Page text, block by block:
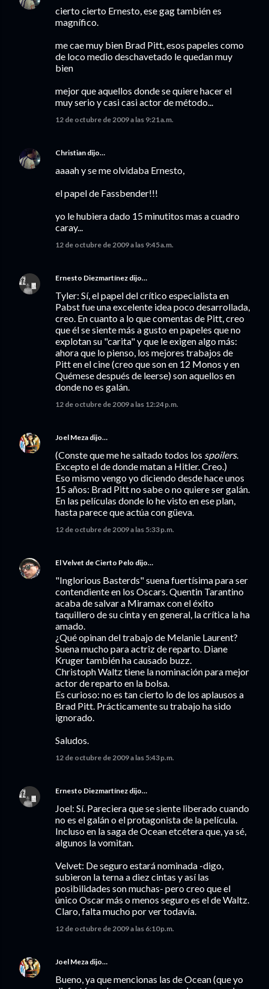
cierto cierto Ernesto, ese gag también es
magnífico.
me cae muy bien Brad Pitt, esos papeles como
de loco medio deschavetado le quedan muy
bien
mejor que aquellos donde se quiere hacer el
muy serio y casi casi actor de método...
12 de octubre de 2009 a las 9:21 a.m.
Christian dijo…
aaaah y se me olvidaba Ernesto,
el papel de Fassbender!!!
yo le hubiera dado 15 minutitos mas a cuadro
caray...
12 de octubre de 2009 a las 9:45 a.m.
Ernesto Diezmartínez dijo…
Tyler: Sí, el papel del crítico especialista en
Pabst fue una excelente idea poco desarrollada,
creo. En cuanto a lo que comentas de Pitt, creo
que él se siente más a gusto en papeles que no
explotan su "carita" y que le exigen algo más:
ahora que lo pienso, los mejores trabajos de
Pitt en el cine (creo que son en 12 Monos y en
Quémese después de leerse) son aquellos en
donde no es galán.
12 de octubre de 2009 a las 12:24 p.m.
Joel Meza dijo…
(Conste que me he saltado todos los spoilers.
Excepto el de donde matan a Hitler. Creo.)
Eso mismo vengo yo diciendo desde hace unos
15 años: Brad Pitt no sabe o no quiere ser galán.
En las películas donde lo he visto en ese plan,
hasta parece que actúa con güeva.
12 de octubre de 2009 a las 5:33 p.m.
El Velvet de Cierto Pelo dijo…
"Inglorious Basterds" suena fuertísima para ser
contendiente en los Oscars. Quentin Tarantino
acaba de salvar a Miramax con el éxito
taquillero de su cinta y en general, la crítica la ha
amado.
¿Qué opinan del trabajo de Melanie Laurent?
Suena mucho para actriz de reparto. Diane
Kruger también ha causado buzz.
Christoph Waltz tiene la nominación para mejor
actor de reparto en la bolsa.
Es curioso: no es tan cierto lo de los aplausos a
Brad Pitt. Prácticamente su trabajo ha sido
ignorado.
Saludos.
12 de octubre de 2009 a las 5:43 p.m.
Ernesto Diezmartínez dijo…
Joel: Sí. Pareciera que se siente liberado cuando
no es el galán o el protagonista de la película.
Incluso en la saga de Ocean etcétera que, ya sé,
algunos la vomitan.
Velvet: De seguro estará nominada -digo,
subieron la terna a diez cintas y así las
posibilidades son muchas- pero creo que el
único Oscar más o menos seguro es el de Waltz.
Claro, falta mucho por ver todavía.
12 de octubre de 2009 a las 6:10 p.m.
Joel Meza dijo…
Bueno, ya que mencionas las de Ocean (que yo